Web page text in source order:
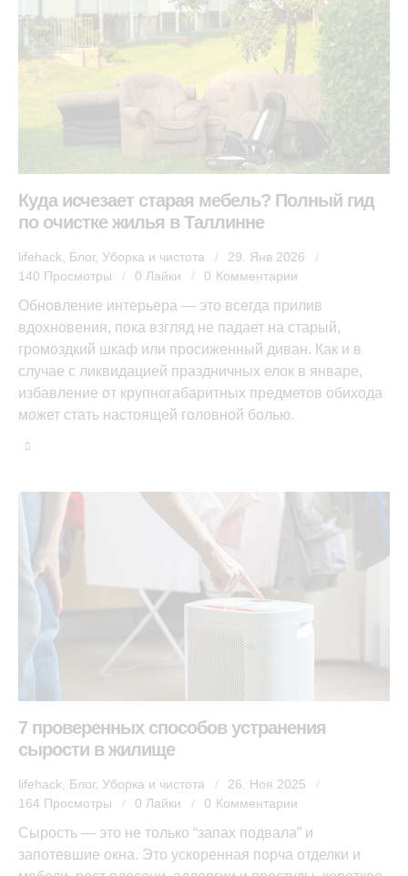
Куда исчезает старая мебель? Полный гид
по очистке жилья в Таллинне
lifehack Блог, Уборка и чистота
29. Янв 2026
140 Просмотры 0 Лайки 0 Комментарии
Обновление интерьера — это всегда прилив
вдохновения, пока взгляд не падает на старый,
громоздкий шкаф или просиженный диван. Как и в
случае с ликвидацией праздничных елок в январе,
избавление от крупногабаритных предметов обихода
может стать настоящей головной болью.
7 проверенных способов устранения
сырости в жилище
lifehack Блог, Уборка и чистота
26. Ноя 2025
164 Просмотры 0 Лайки 0 Комментарии
Сырость — это не только “запах подвала” и
запотевшие окна. Это ускоренная порча отделки и